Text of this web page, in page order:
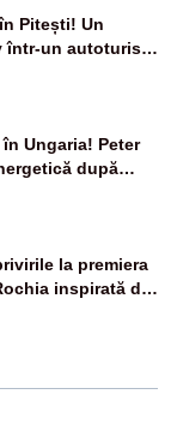
Pitești! Un
într-un autoturism
Ungaria! Peter
după
la premiera
inspirată de
senzație